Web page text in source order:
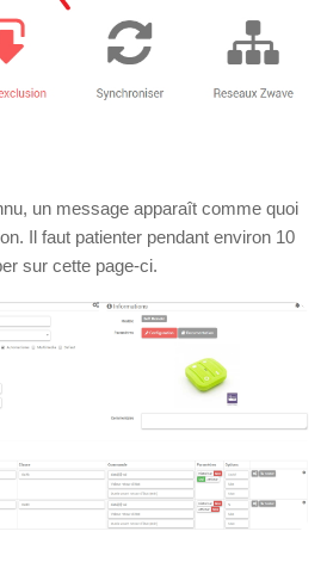
un message apparaît comme quoi
Il faut patienter pendant environ 10
sur cette page-ci.